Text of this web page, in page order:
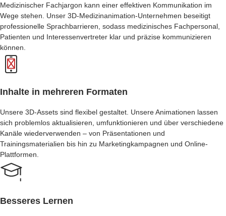
Medizinischer Fachjargon kann einer effektiven Kommunikation im
Wege stehen. Unser 3D-Medizinanimation-Unternehmen beseitigt
professionelle Sprachbarrieren, sodass medizinisches Fachpersonal,
Patienten und Interessenvertreter klar und präzise kommunizieren
können.
Inhalte in mehreren Formaten
Unsere 3D-Assets sind flexibel gestaltet. Unsere Animationen lassen
sich problemlos aktualisieren, umfunktionieren und über verschiedene
Kanäle wiederverwenden – von Präsentationen und
Trainingsmaterialien bis hin zu Marketingkampagnen und Online-
Plattformen.
Besseres Lernen